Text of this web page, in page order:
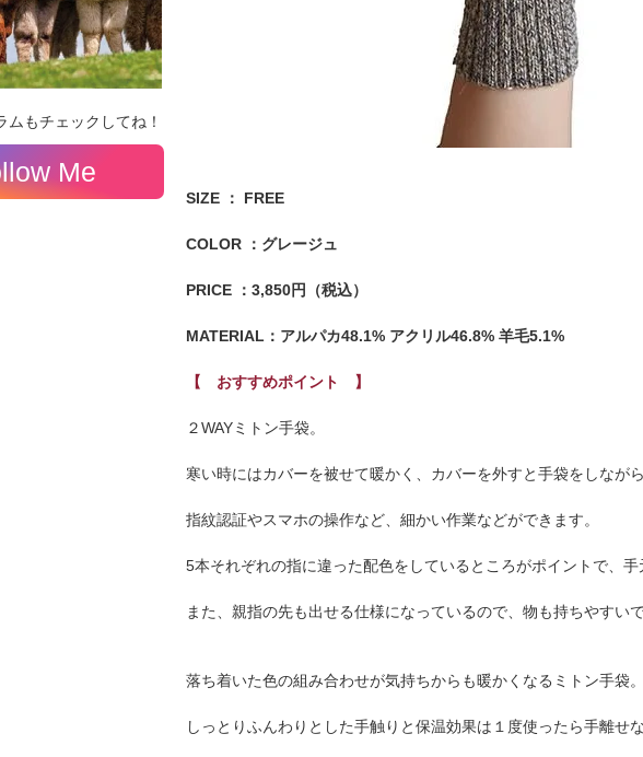
SIZE ： FREE
COLOR ：グレージュ
PRICE ：3,850円（税込）
MATERIAL：アルパカ48.1% アクリル46.8% 羊毛5.1%
【 おすすめポイント 】
２WAYミトン手袋。
寒い時にはカバーを被せて暖かく、カバーを外すと手袋をしなが
指紋認証やスマホの操作など、細かい作業などができます。
5本それぞれの指に違った配色をしているところがポイントで、手
また、親指の先も出せる仕様になっているので、物も持ちやすいで
落ち着いた色の組み合わせが気持ちからも暖かくなるミトン手袋。
しっとりふんわりとした手触りと保温効果は１度使ったら手離せ
もチェックしてね！
Me